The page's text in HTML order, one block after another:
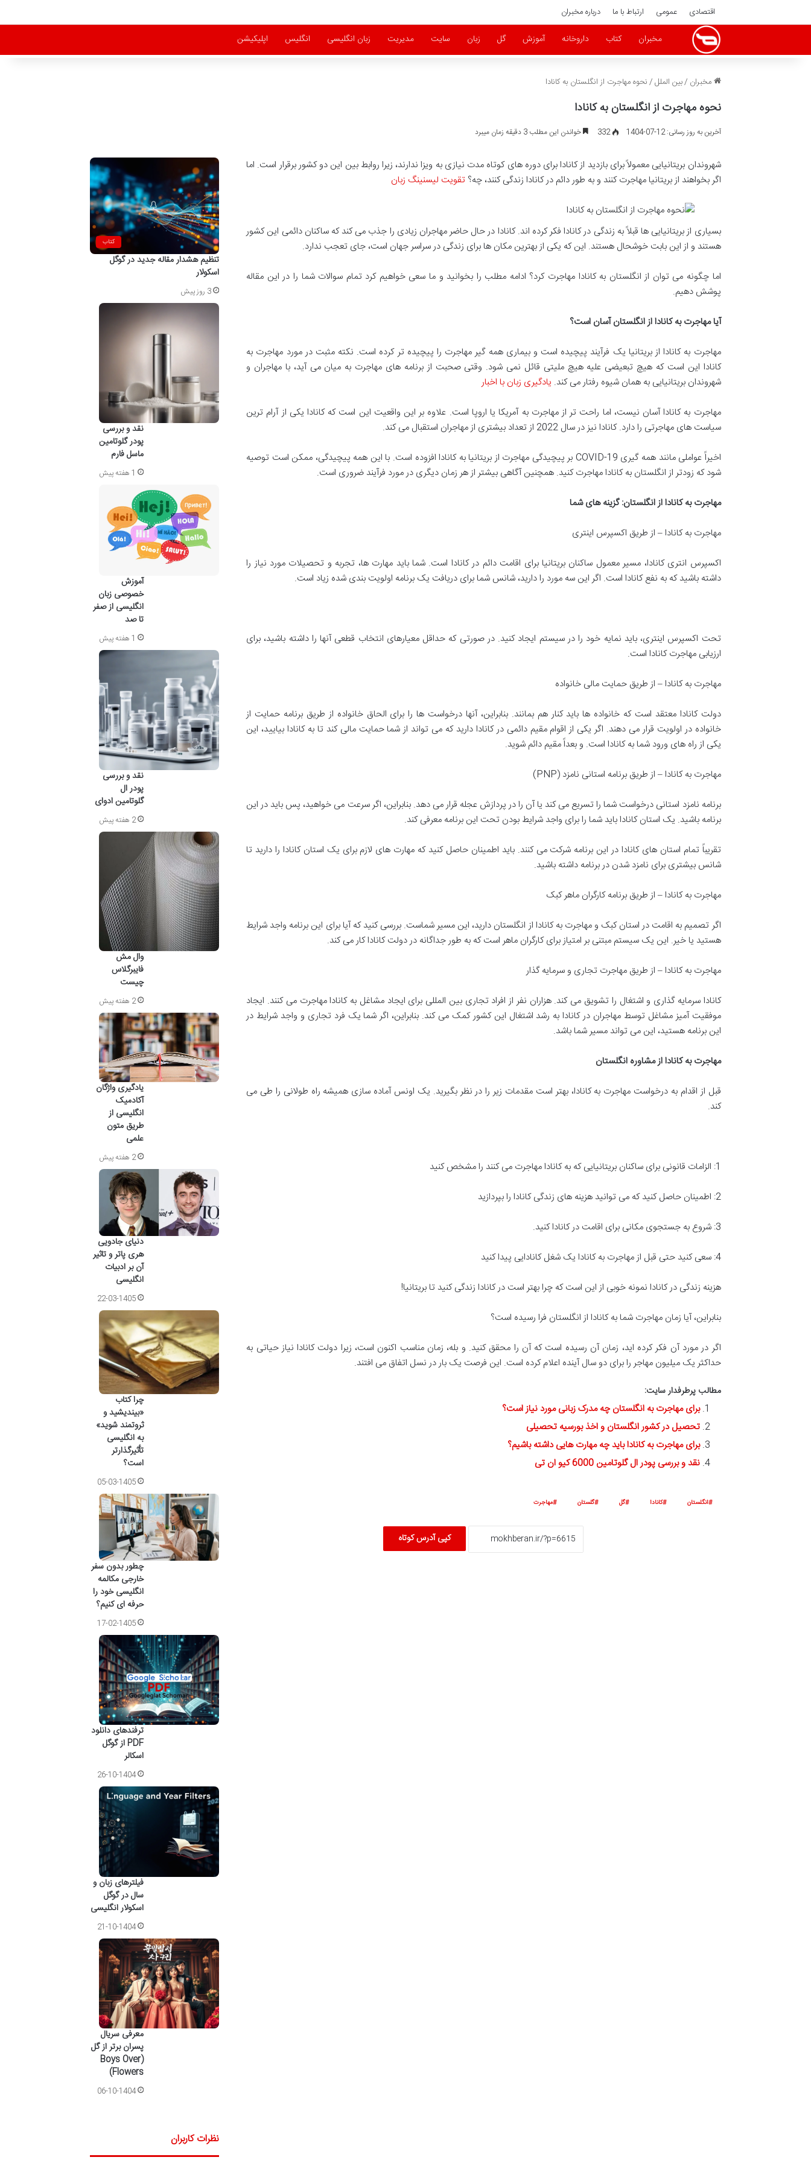
اقتصادی عمومی ارتباط با ما درباره مخبران
مخبران کتاب داروخانه آموزش گل زبان سایت مدیریت زبان انگلیسی انگلیس اپلیکیشن
مخبران /بین الملل/نحوه مهاجرت از انگلستان به کانادا
نحوه مهاجرت از انگلستان به کانادا
آخرین به روز رسانی: 12-07-1404 332 خواندن این مطلب 3 دقیقه زمان میبرد
شهروندان بریتانیایی معمولاً برای بازدید از کانادا برای دوره های کوتاه مدت نیازی به ویزا ندارند، زیرا روابط بین این دو کشور برقرار است. اما
اگر بخواهند از بریتانیا مهاجرت کنند و به طور دائم در کانادا زندگی کنند، چه؟ تقویت لیسنینگ زبان
بسیاری از بریتانیایی ها قبلاً به زندگی در کانادا فکر کرده اند. کانادا در حال حاضر مهاجران زیادی را جذب می کند که ساکنان دائمی این کشور
هستند و از این بابت خوشحال هستند. این که یکی از بهترین مکان ها برای زندگی در سراسر جهان است، جای تعجب ندارد.
اما چگونه می توان از انگلستان به کانادا مهاجرت کرد؟ ادامه مطلب را بخوانید و ما سعی خواهیم کرد تمام سوالات شما را در این مقاله
پوشش دهیم.
آیا مهاجرت به کانادا از انگلستان آسان است؟
مهاجرت به کانادا از بریتانیا یک فرآیند پیچیده است و بیماری همه گیر مهاجرت را پیچیده تر کرده است. نکته مثبت در مورد مهاجرت به
کانادا این است که هیچ تبعیضی علیه هیچ ملیتی قائل نمی شود. وقتی صحبت از برنامه های مهاجرت به میان می آید، با مهاجران و
شهروندان بریتانیایی به همان شیوه رفتار می کند. یادگیری زبان با اخبار
مهاجرت به کانادا آسان نیست، اما راحت تر از مهاجرت به آمریکا یا اروپا است. علاوه بر این واقعیت این است که کانادا یکی از آرام ترین
سیاست های مهاجرتی را دارد. کانادا نیز در سال 2022 از تعداد بیشتری از مهاجران استقبال می کند.
اخیراً عواملی مانند همه گیری COVID-19 بر پیچیدگی مهاجرت از بریتانیا به کانادا افزوده است. با این همه پیچیدگی، ممکن است توصیه
شود که زودتر از انگلستان به کانادا مهاجرت کنید. همچنین آگاهی بیشتر از هر زمان دیگری در مورد فرآیند ضروری است.
مهاجرت به کانادا از انگلستان: گزینه های شما
مهاجرت به کانادا – از طریق اکسپرس اینتری
اکسپرس انتری کانادا، مسیر معمول ساکنان بریتانیا برای اقامت دائم در کانادا است. شما باید مهارت ها، تجربه و تحصیلات مورد نیاز را
داشته باشید که به نفع کانادا است. اگر این سه مورد را دارید، شانس شما برای دریافت یک برنامه اولویت بندی شده زیاد است.
تحت اکسپرس اینتری، باید نمایه خود را در سیستم ایجاد کنید. در صورتی که حداقل معیارهای انتخاب قطعی آنها را داشته باشید، برای
ارزیابی مهاجرت کانادا است.
مهاجرت به کانادا – از طریق حمایت مالی خانواده
دولت کانادا معتقد است که خانواده ها باید کنار هم بمانند. بنابراین، آنها درخواست ها را برای الحاق خانواده از طریق برنامه حمایت از
خانواده در اولویت قرار می دهند. اگر یکی از اقوام مقیم دائمی در کانادا دارید که می تواند از شما حمایت مالی کند تا به کانادا بیایید، این
یکی از راه های ورود شما به کانادا است. و بعداً مقیم دائم شوید.
مهاجرت به کانادا – از طریق برنامه استانی نامزد (PNP)
برنامه نامزد استانی درخواست شما را تسریع می کند یا آن را در پردازش عجله قرار می دهد. بنابراین، اگر سرعت می خواهید، پس باید در این
برنامه باشید. یک استان کانادا باید شما را برای واجد شرایط بودن تحت این برنامه معرفی کند.
تقریباً تمام استان های کانادا در این برنامه شرکت می کنند. باید اطمینان حاصل کنید که مهارت های لازم برای یک استان کانادا را دارید تا
شانس بیشتری برای نامزد شدن در برنامه داشته باشید.
مهاجرت به کانادا – از طریق برنامه کارگران ماهر کبک
اگر تصمیم به اقامت در استان کبک و مهاجرت به کانادا از انگلستان دارید، این مسیر شماست. بررسی کنید که آیا برای این برنامه واجد شرایط
هستید یا خیر. این یک سیستم مبتنی بر امتیاز برای کارگران ماهر است که به طور جداگانه در دولت کانادا کار می کند.
مهاجرت به کانادا – از طریق مهاجرت تجاری و سرمایه گذار
کانادا سرمایه گذاری و اشتغال را تشویق می کند. هزاران نفر از افراد تجاری بین المللی برای ایجاد مشاغل به کانادا مهاجرت می کنند. ایجاد
موفقیت آمیز مشاغل توسط مهاجران در کانادا به رشد اشتغال این کشور کمک می کند. بنابراین، اگر شما یک فرد تجاری و واجد شرایط در
این برنامه هستید، این می تواند مسیر شما باشد.
مهاجرت به کانادا از مشاوره انگلستان
قبل از اقدام به درخواست مهاجرت به کانادا، بهتر است مقدمات زیر را در نظر بگیرید. یک اونس آماده سازی همیشه راه طولانی را طی می
کند.
1: الزامات قانونی برای ساکنان بریتانیایی که به کانادا مهاجرت می کنند را مشخص کنید
2: اطمینان حاصل کنید که می توانید هزینه های زندگی کانادا را بپردازید
3: شروع به جستجوی مکانی برای اقامت در کانادا کنید.
4: سعی کنید حتی قبل از مهاجرت به کانادا یک شغل کانادایی پیدا کنید
هزینه زندگی در کانادا نمونه خوبی از این است که چرا بهتر است در کانادا زندگی کنید تا بریتانیا!
بنابراین، آیا زمان مهاجرت شما به کانادا از انگلستان فرا رسیده است؟
اگر در مورد آن فکر کرده اید، زمان آن رسیده است که آن را محقق کنید. و بله، زمان مناسب اکنون است، زیرا دولت کانادا نیاز حیاتی به
حداکثر یک میلیون مهاجر را برای دو سال آینده اعلام کرده است. این فرصت یک بار در نسل اتفاق می افتند.
مطالب پرطرفدار سایت:
برای مهاجرت به انگلستان چه مدرک زبانی مورد نیاز است؟
تحصیل در کشور انگلستان و اخذ بورسیه تحصیلی
برای مهاجرت به کانادا باید چه مهارت هایی داشته باشیم؟
نقد و بررسی پودر ال گلوتامین 6000 کیو ان تی
انگلستان کانادا گل گلستان مهاجرت
کپی آدرس کوتاه
کتاب
تنظیم هشدار مقاله جدید در گوگل
اسکولار
3 روز پیش
نقد و بررسی
پودر گلوتامین
ماسل فارم
1 هفته پیش
آموزش
خصوصی زبان
انگلیسی از صفر
تا صد
1 هفته پیش
نقد و بررسی
پودر ال
گلوتامین ادوای
2 هفته پیش
وال مش
فایبرگلاس
چیست
2 هفته پیش
یادگیری واژگان
آکادمیک
انگلیسی از
طریق متون
علمی
2 هفته پیش
دنیای جادویی
هری پاتر و تاثیر
آن بر ادبیات
انگلیسی
22-03-1405
چرا کتاب
«بیندیشید و
ثروتمند شوید»
به انگلیسی
تأثیرگذارتر
است؟
05-03-1405
چطور بدون سفر
خارجی مکالمه
انگلیسی خود را
حرفه ای کنیم؟
17-02-1405
ترفندهای دانلود
PDF از گوگل
اسکالر
26-10-1404
فیلترهای زبان و
سال در گوگل
اسکولار انگلیسی
21-10-1404
معرفی سریال
پسران برتر از گل
(Boys Over
Flowers)
06-10-1404
نظرات کاربران